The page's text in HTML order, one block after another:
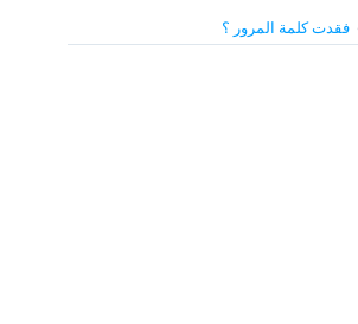
فقدت كلمة المرور ؟